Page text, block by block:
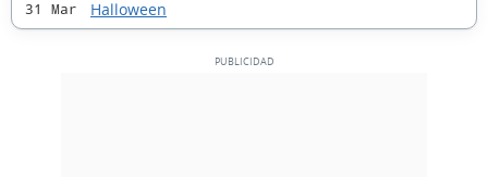
31 Mar Halloween